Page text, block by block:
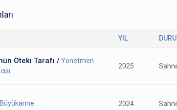
YIL
Öteki Tarafı /Yönetmen
2025
Büyükanne 2024